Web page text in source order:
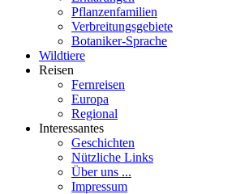
Pflanzenfamilien
Verbreitungsgebiete
Botaniker-Sprache
Wildtiere
Reisen
Fernreisen
Europa
Regional
Interessantes
Geschichten
Nützliche Links
Über uns ...
Impressum